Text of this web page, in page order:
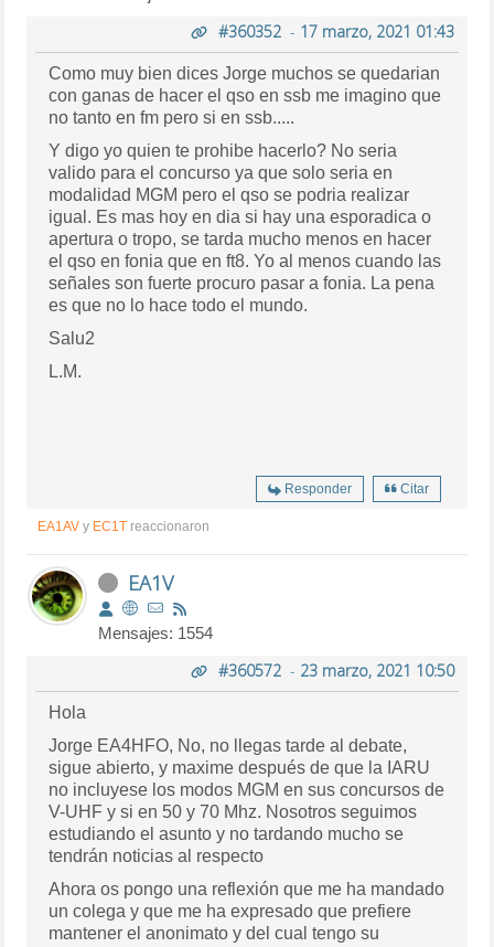
#360352- 17 marzo, 2021 01:43
Como muy bien dices Jorge muchos se quedarian
con ganas de hacer el qso en ssb me imagino que
no tanto en fm pero si en ssb.....
Y digo yo quien te prohibe hacerlo? No seria
valido para el concurso ya que solo seria en
modalidad MGM pero el qso se podria realizar
igual. Es mas hoy en dia si hay una esporadica o
apertura o tropo, se tarda mucho menos en hacer
el qso en fonia que en ft8. Yo al menos cuando las
señales son fuerte procuro pasar a fonia. La pena
es que no lo hace todo el mundo.
Salu2
L.M.
Responder Citar
EA1AV y EC1T reaccionaron
EA1V
Mensajes: 1554
#360572- 23 marzo, 2021 10:50
Hola
Jorge EA4HFO, No, no llegas tarde al debate,
sigue abierto, y maxime después de que la IARU
no incluyese los modos MGM en sus concursos de
V-UHF y si en 50 y 70 Mhz. Nosotros seguimos
estudiando el asunto y no tardando mucho se
tendrán noticias al respecto
Ahora os pongo una reflexión que me ha mandado
un colega y que me ha expresado que prefiere
mantener el anonimato y del cual tengo su